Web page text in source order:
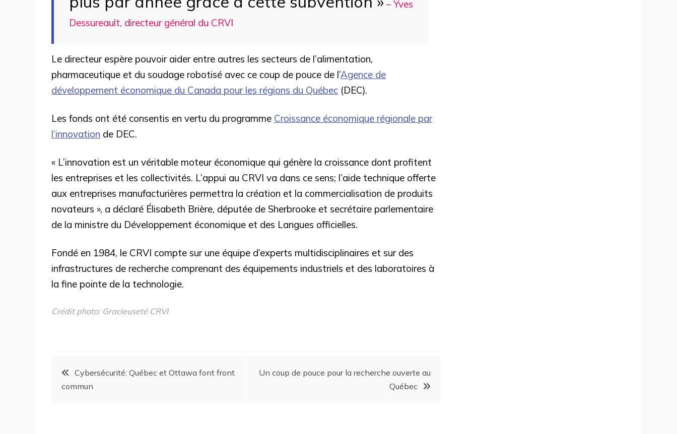
– Yves
Dessureault, directeur général du CRVI
Le directeur espère pouvoir aider entre autres les secteurs de l’alimentation,
pharmaceutique et du soudage robotisé avec ce coup de pouce de l’Agence de
développement économique du Canada pour les régions du Québec (DEC).
Les fonds ont été consentis en vertu du programme Croissance économique régionale par
l’innovation de DEC.
« L’innovation est un véritable moteur économique qui génère la croissance dont profitent
les entreprises et les collectivités. L’appui au CRVI va dans ce sens; l’aide technique offerte
aux entreprises manufacturières permettra la création et la commercialisation de produits
novateurs », a déclaré Élisabeth Brière, députée de Sherbrooke et secrétaire parlementaire
de la ministre du Développement économique et des Langues officielles.
Fondé en 1984, le CRVI compte sur une équipe d’experts multidisciplinaires et sur des
infrastructures de recherche comprenant des équipements industriels et des laboratoires à
la fine pointe de la technologie.
Crédit photo: Gracieuseté CRVI
Cybersécurité: Québec et Ottawa font front
commun
Un coup de pouce pour la recherche ouverte au
Québec